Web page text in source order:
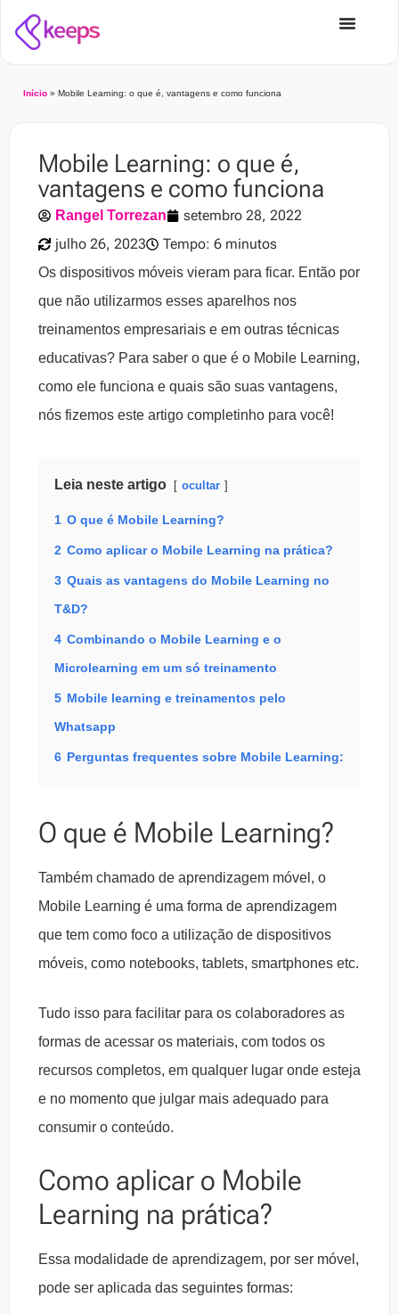
Início » Mobile Learning: o que é, vantagens e como funciona
Mobile Learning: o que é,
vantagens e como funciona
Rangel Torrezan
setembro 28, 2022
julho 26, 2023
Tempo: 6 minutos
Os dispositivos móveis vieram para ficar. Então por
que não utilizarmos esses aparelhos nos
treinamentos empresariais e em outras técnicas
educativas? Para saber o que é o Mobile Learning,
como ele funciona e quais são suas vantagens,
nós fizemos este artigo completinho para você!
Leia neste artigo ocultar
1 O que é Mobile Learning?
2 Como aplicar o Mobile Learning na prática?
3 Quais as vantagens do Mobile Learning no
T&D?
4 Combinando o Mobile Learning e o
Microlearning em um só treinamento
5 Mobile learning e treinamentos pelo
Whatsapp
6 Perguntas frequentes sobre Mobile Learning:
O que é Mobile Learning?
Também chamado de aprendizagem móvel, o
Mobile Learning é uma forma de aprendizagem
que tem como foco a utilização de dispositivos
móveis, como notebooks, tablets, smartphones etc.
Tudo isso para facilitar para os colaboradores as
formas de acessar os materiais, com todos os
recursos completos, em qualquer lugar onde esteja
e no momento que julgar mais adequado para
consumir o conteúdo.
Como aplicar o Mobile
Learning na prática?
Essa modalidade de aprendizagem, por ser móvel,
pode ser aplicada das seguintes formas: